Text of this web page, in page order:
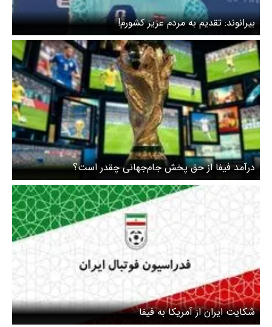
بیرانوند: تقدیم به مردم عزیز کشورم!
درآمد فیفا از حق پخش جام‌جهانی چقدر است؟
شکایت ایران از آمریکا به فیفا